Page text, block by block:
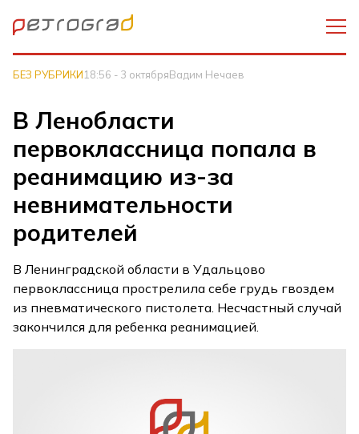
БЕЗ РУБРИКИ18:56 - 3 октябряВадим Нечаев
В Ленобласти
первоклассница попала в
реанимацию из-за
невнимательности
родителей
В Ленинградской области в Удальцово
первоклассница прострелила себе грудь гвоздем
из пневматического пистолета. Несчастный случай
закончился для ребенка реанимацией.